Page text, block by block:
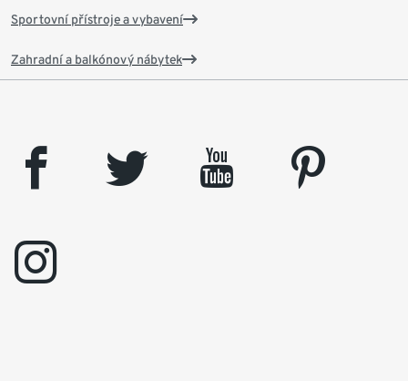
Sportovní přístroje a vybavení
Zahradní a balkónový nábytek
facebook twitter youtube
pinterest
instagram